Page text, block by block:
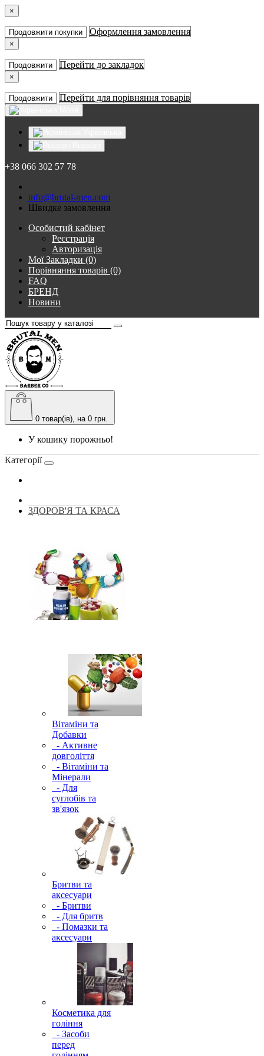
×
Продовжити покупки Оформлення замовлення
×
Продовжити Перейти до закладок
×
Продовжити Перейти для порівняння товарів
+38 066 302 57 78
info@brutal-men.com
Швидке замовлення
Особистий кабінет
Реєстрація
Авторизація
Мої Закладки (0)
Порівняння товарів (0)
FAQ
БРЕНД
Новини
0 товар(ів), на 0 грн.
У кошику порожньо!
Категорії
ЗДОРОВ'Я ТА КРАСА
Вітаміни та
Добавки
- Активне
довголіття
- Вітаміни та
Мінерали
- Для
суглобів та
зв'язок
Бритви та
аксесуари
- Бритви
- Для бритв
- Помазки та
аксесуари
Косметика для
гоління
- Засоби
перед